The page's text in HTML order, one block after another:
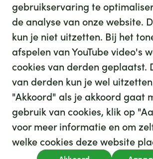
gebruikservaring te
de analyse van onze website.
kun je niet uitzetten. Bij het
afspelen van YouTube video's
cookies van derden geplaatst.
van derden kun je wel
"Akkoord" als je akkoord gaat
gebruik van cookies, klik op
voor meer informatie en om
welke cookies deze website
GHZ
We hebben 35 leuke
Kijk op